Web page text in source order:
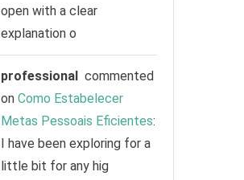
open with a clear
explanation o
professionalcommented
on Como Estabelecer
Metas Pessoais Eficientes:
I have been exploring for a
little bit for any hig